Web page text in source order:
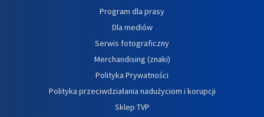
Program dla prasy
Dla mediów
Serwis fotograficzny
Merchandising (znaki)
Polityka Prywatności
Polityka przeciwdziałania nadużyciom i korupcji
Sklep TVP